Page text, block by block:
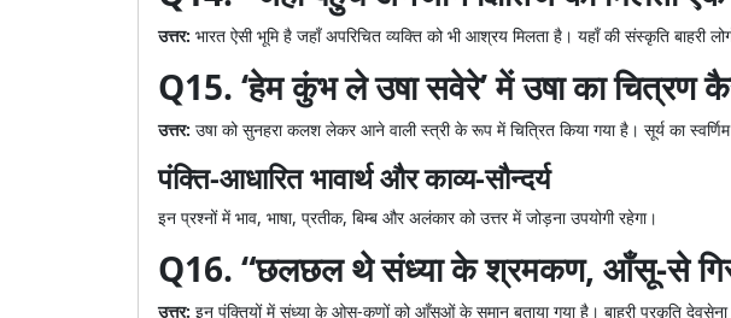
उत्तर: भारत ऐसी भूमि है जहाँ अपरिचित व्यक्ति को भी आश्रय मिलता है। यहाँ की संस्कृति बाहरी
Q15. ‘हेम कुंभ ले उषा सवेरे’ में उषा का चित्रण
उत्तर: उषा को सुनहरा कलश लेकर आने वाली स्त्री के रूप में चित्रित किया गया है। सूर्य का
पंक्ति-आधारित भावार्थ और काव्य-सौन्दर्य
इन प्रश्नों में भाव, भाषा, प्रतीक, बिम्ब और अलंकार को उत्तर में जोड़ना उपयोगी रहेगा।
Q16. “छलछल थे संध्या के श्रमकण, आँसू-से गिरते
उत्तर: इन पंक्तियों में संध्या के ओस-कणों को आँसुओं के समान बताया गया है। बाहरी प्रकृति